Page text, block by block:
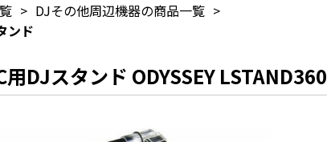
DJその他周辺機器の商品一覧
ンド
DJスタンド ODYSSEY LSTAND360